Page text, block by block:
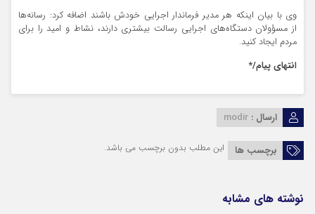
وی با بیان اینکه هر مدیر فرماندار اجرایی‌ خودش باشند اضافه کرد: رسانه‌ها
از مسؤولان دستگاه‌های اجرایی رسالت بیشتری دارند، نشاط و امید را برای
مردم ایجاد کنید.
انتهای پیام/*
ارسال : modir
برچسب ها این مطلب بدون برچسب می باشد.
نوشته های مشابه